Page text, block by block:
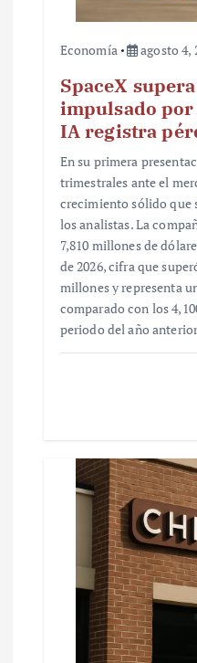
Economía agosto 4,
SpaceX
impulsado
IA registra
En su primera
trimestrales ante el
crecimiento sólido que
los analistas. La
7,810 millones de
de 2026, cifra que
millones y representa
comparado con los
periodo del año